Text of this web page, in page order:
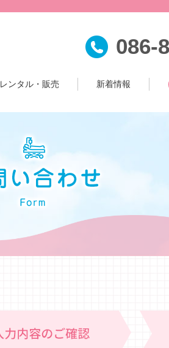
086-
レンタル・販売 新着情報